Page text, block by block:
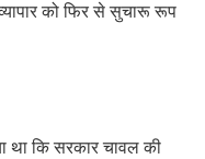
को फिर से सुचारू रूप
था कि सरकार चावल की